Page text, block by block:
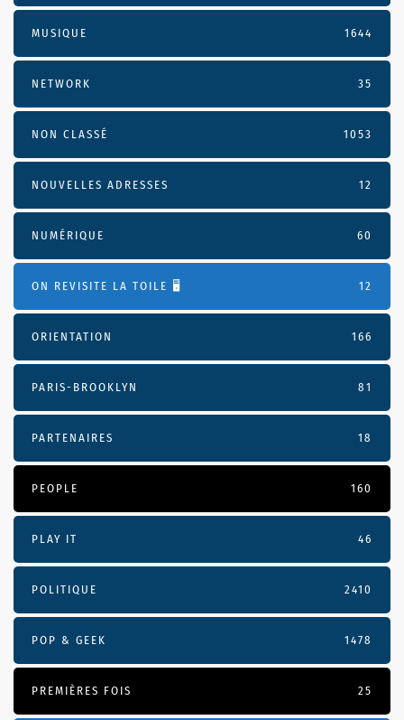
MUSIQUE 1644
NETWORK 35
NON CLASSÉ 1053
NOUVELLES ADRESSES 12
NUMÉRIQUE 60
ON REVISITE LA TOILE 🖥️ 12
ORIENTATION 166
PARIS-BROOKLYN 81
PARTENAIRES 18
PEOPLE 160
PLAY IT 46
POLITIQUE 2410
POP & GEEK 1478
PREMIÈRES FOIS 25